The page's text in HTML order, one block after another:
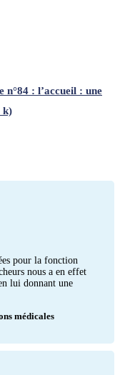
n°84 : l’accueil : une
k)
pour la fonction
nous a en effet
lui donnant une
médicales